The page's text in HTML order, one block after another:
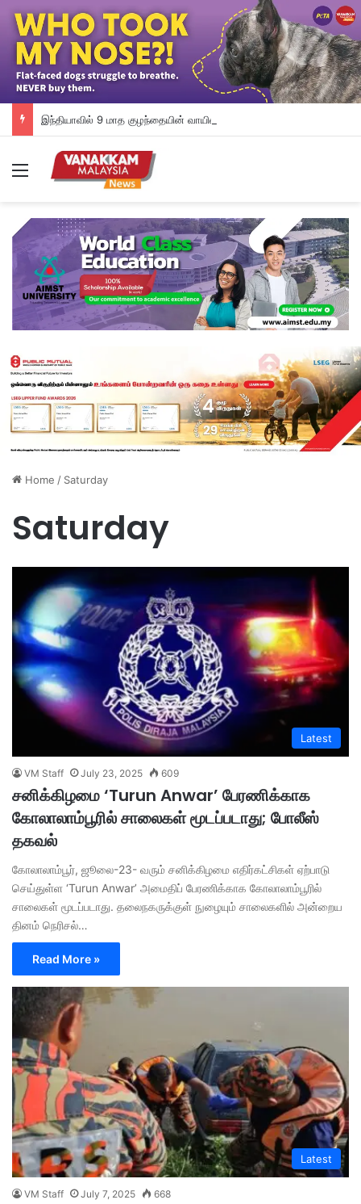
Menu
Home / Saturday
Saturday
Latest
VM Staff July 23, 2025 609
சனிக்கிழமை ‘Turun Anwar’ பேரணிக்காக
கோலாலாம்பூரில் சாலைகள் மூடப்படாது; போலீஸ்
தகவல்
கோலாலாம்பூர், ஜூலை-23- வரும் சனிக்கிழமை எதிர்கட்சிகள் ஏற்பாடு
செய்துள்ள ‘Turun Anwar’ அமைதிப் பேரணிக்காக கோலாலாம்பூரில்
சாலைகள் மூடப்படாது. தலைநகருக்குள் நுழையும் சாலைகளில் அன்றைய
தினம் நெரிசல்…
Read More »
Latest
VM Staff July 7, 2025 668